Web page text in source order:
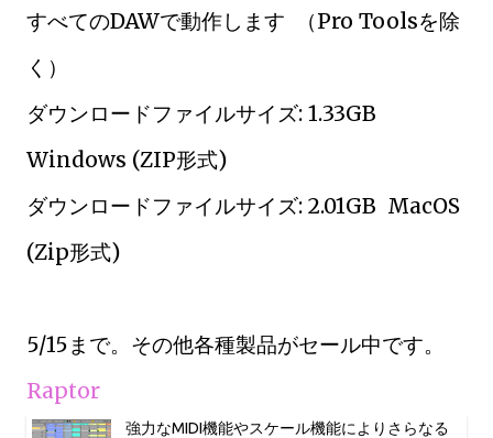
すべてのDAWで動作します （Pro Toolsを除
く）
ダウンロードファイルサイズ: 1.33GB
Windows (ZIP形式)
ダウンロードファイルサイズ: 2.01GB MacOS
(Zip形式)
5/15まで。その他各種製品がセール中です。
Raptor
強力なMIDI機能やスケール機能によりさらなる